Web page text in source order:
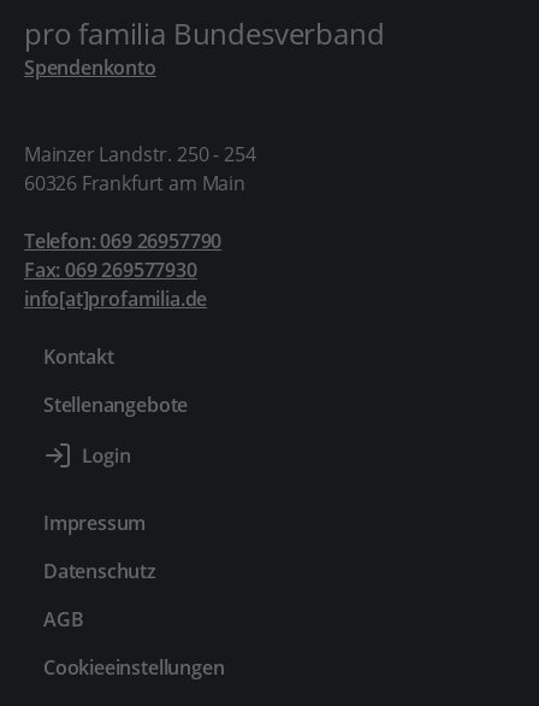
pro familia Bundesverband
Spendenkonto
Mainzer Landstr. 250 - 254
60326 Frankfurt am Main
Telefon: 069 26957790
Fax: 069 269577930
info[at]profamilia.de
Kontakt
Stellenangebote
Impressum
Datenschutz
AGB
Cookieeinstellungen